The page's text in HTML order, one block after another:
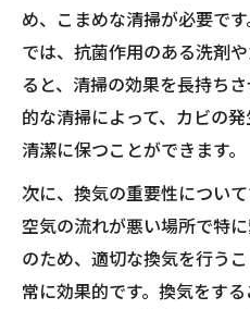
め、こまめな清掃が必要で
では、抗菌作用のある洗剤
ると、清掃の効果を長持ち
的な清掃によって、カビの
清潔に保つことができます。
次に、換気の重要性につい
空気の流れが悪い場所で特
のため、適切な換気を行う
常に効果的です。換気をす